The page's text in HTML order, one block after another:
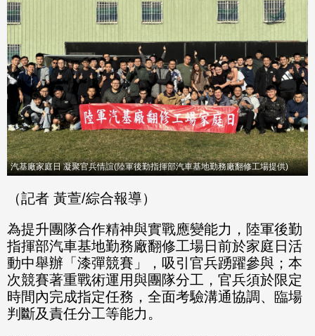
Fac
ok
汽基廠家庭日 凝聚官兵情誼(陸軍後勤指揮部汽車基地勤務廠翻修工場提供)
（記者 黃萱/綜合報導）
為提升團隊合作精神與實戰應變能力，陸軍後勤
指揮部汽車基地勤務廠翻修工場日前於家庭日活
動中舉辦「漆彈競賽」，吸引官兵踴躍參與；本
次競賽著重戰術運用與團隊分工，官兵須於限定
時間內完成指定任務，全面考驗溝通協調、臨場
判斷及責任分工等能力。